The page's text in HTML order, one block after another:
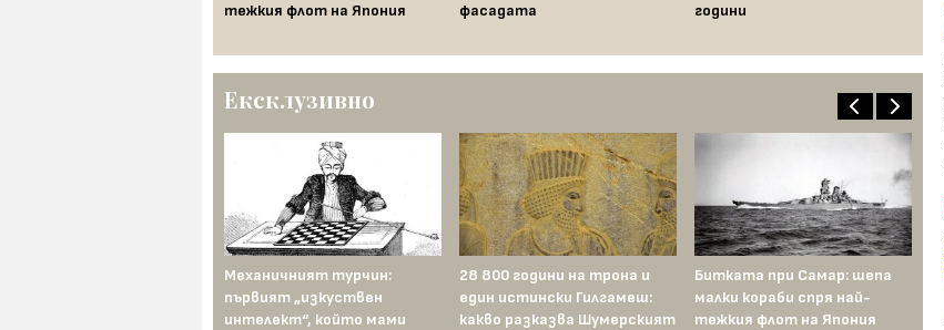
тежкия флот на Япония
фасадата
години
Ексклузивно
Механичният турчин:
първият „изкуствен
интелект“, който мами
28 800 години на трона и
един истински Гилгамеш:
какво разказва Шумерският
Битката при Самар: шепа
малки кораби спря най-
тежкия флот на Япония